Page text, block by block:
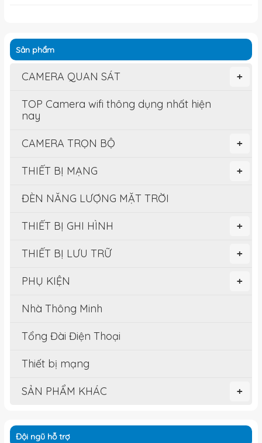
Sản phẩm
+
CAMERA QUAN SÁT
TOP Camera wifi thông dụng nhất hiện
nay
+
CAMERA TRỌN BỘ
+
THIẾT BỊ MẠNG
ĐÈN NĂNG LƯỢNG MẶT TRỜI
+
THIẾT BỊ GHI HÌNH
+
THIẾT BỊ LƯU TRỮ
+
PHỤ KIỆN
Nhà Thông Minh
Tổng Đài Điện Thoại
Thiết bị mạng
+
SẢN PHẨM KHÁC
Đội ngũ hỗ trợ